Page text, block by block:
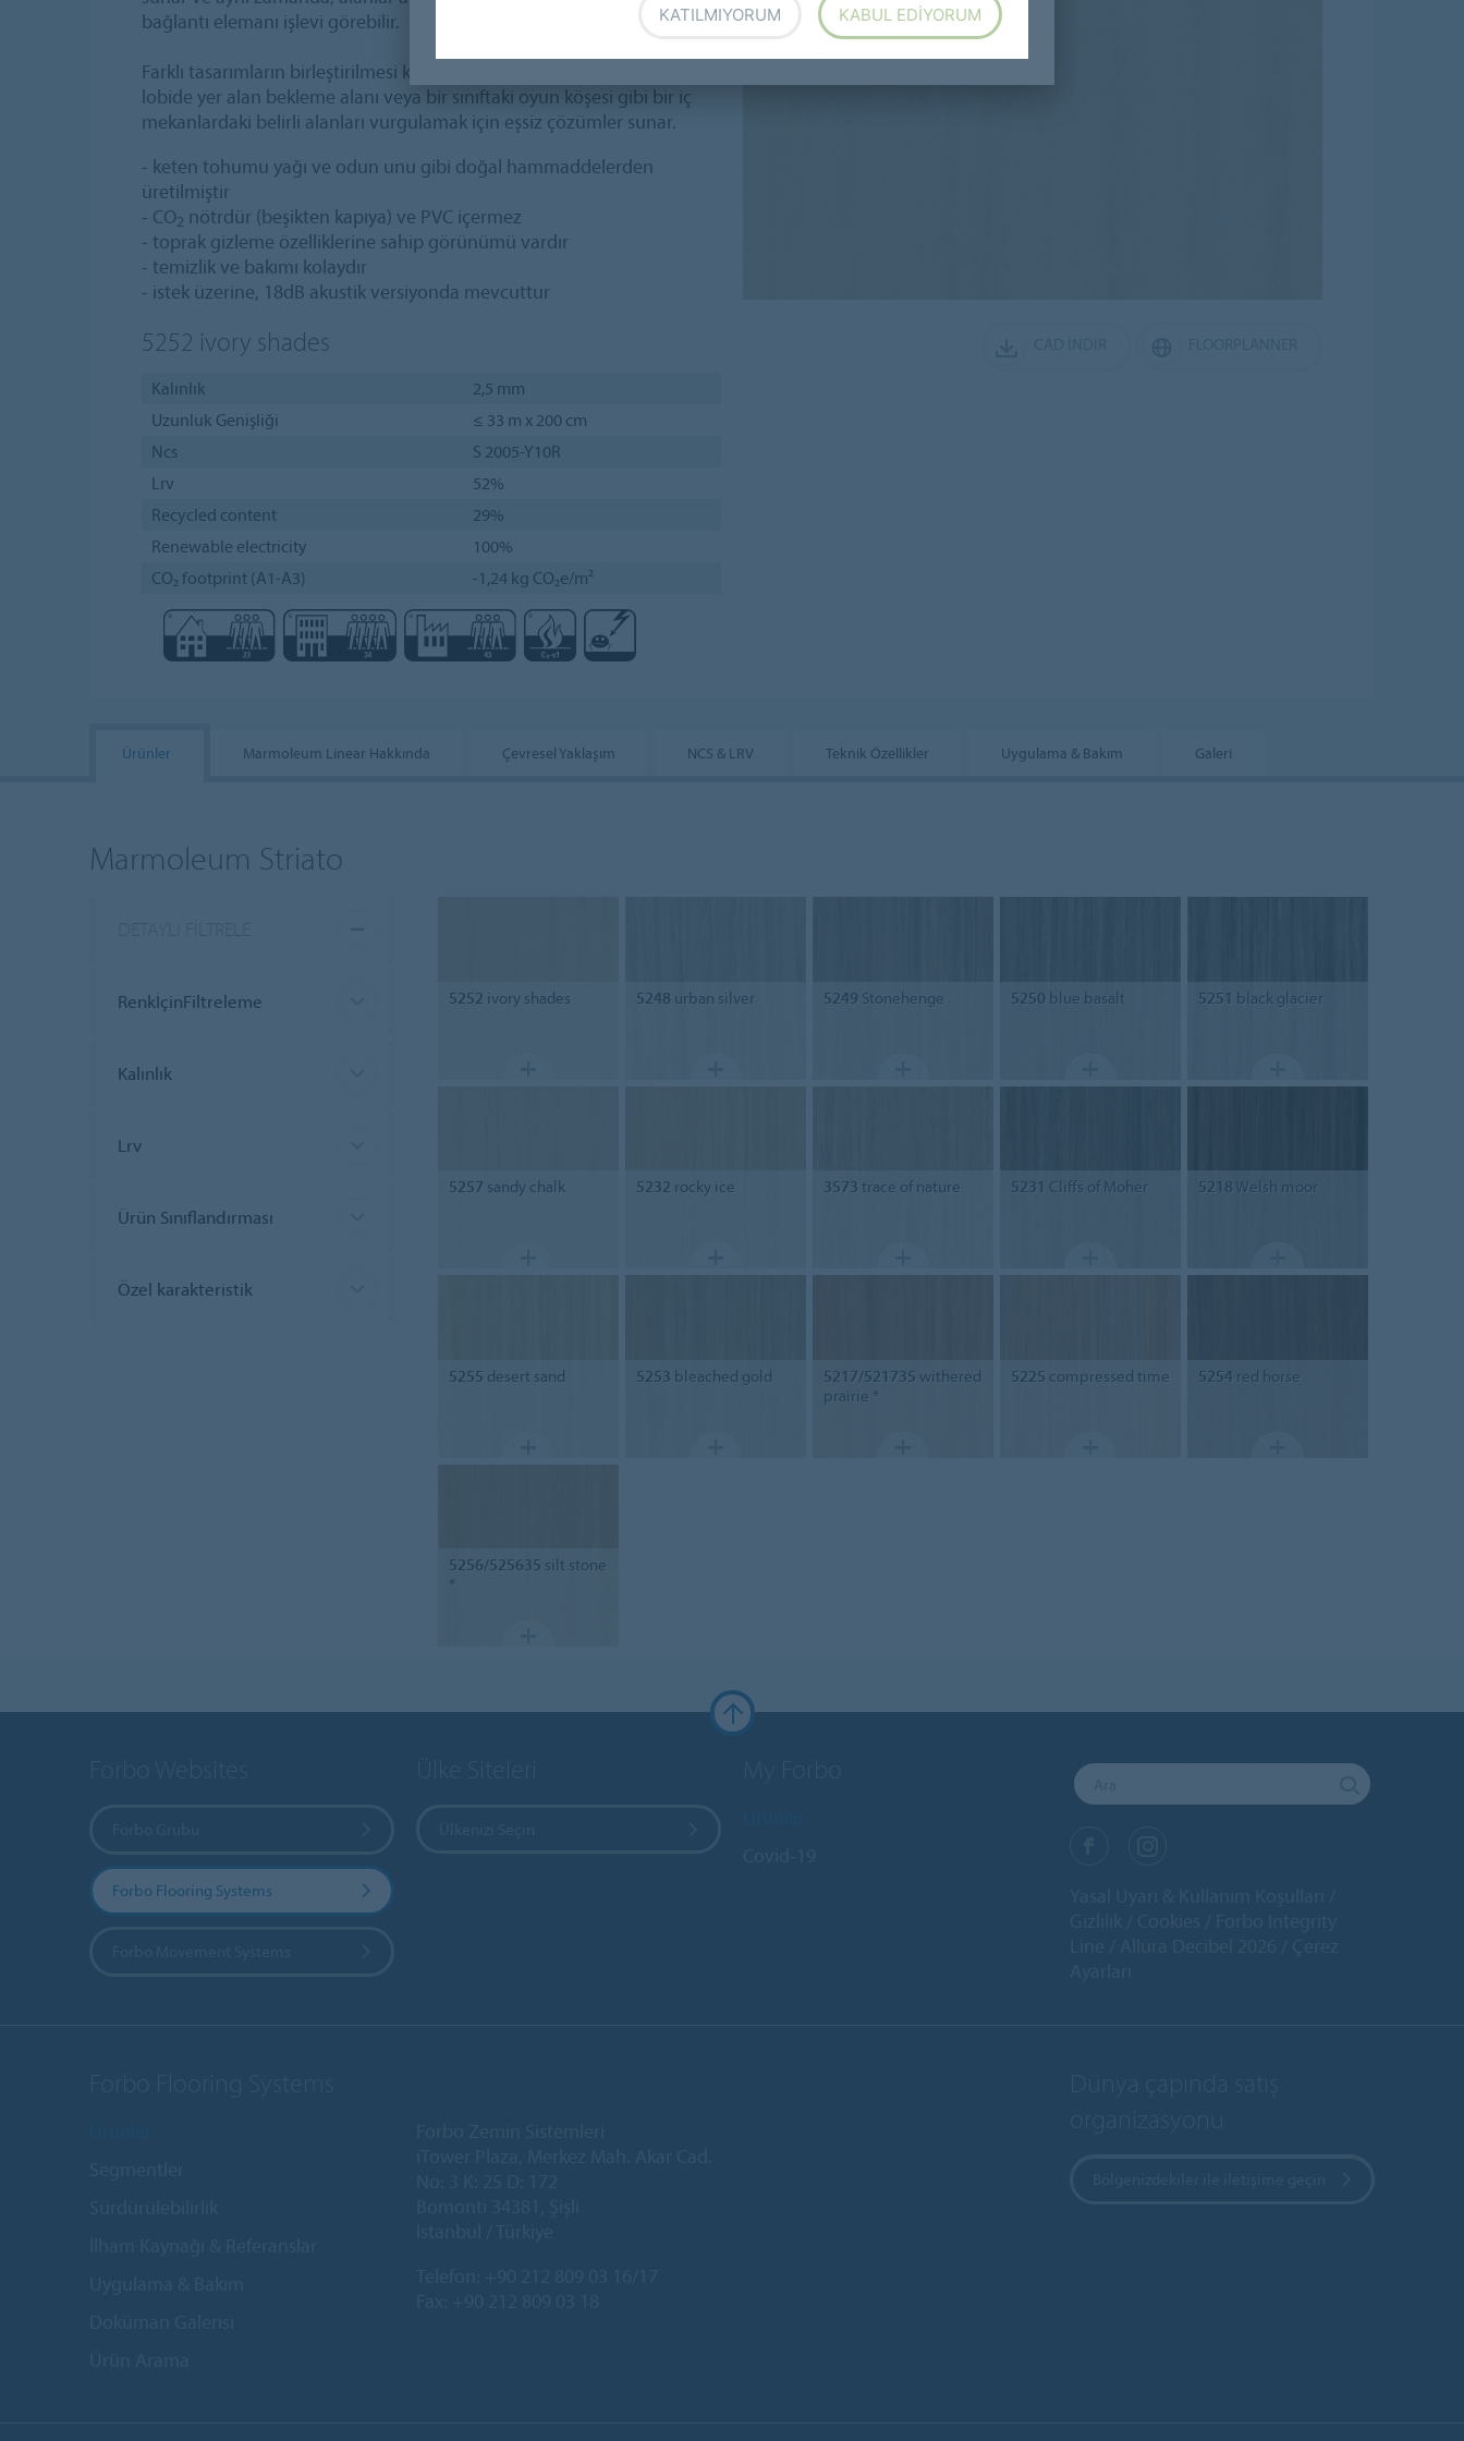
bağlantı elemanı işlevi görebilir.
Farklı tasarımların birleştirilmesi kolaydır. Marmoleum Striato, büyük bir
lobide yer alan bekleme alanı veya bir sınıftaki oyun köşesi gibi bir iç
mekanlardaki belirli alanları vurgulamak için eşsiz çözümler sunar.
- keten tohumu yağı ve odun unu gibi doğal hammaddelerden
üretilmiştir
- CO2 nötrdür (beşikten kapıya) ve PVC içermez
- toprak gizleme özelliklerine sahip görünümü vardır
- temizlik ve bakımı kolaydır
- istek üzerine, 18dB akustik versiyonda mevcuttur
5252 ivory shades
Kalınlık
2,5 mm
Uzunluk Genişliği
≤ 33 m x 200 cm
Ncs
S 2005-Y10R
Lrv
52%
Recycled content
29%
Renewable electricity
100%
CO₂ footprint (A1-A3)
-1,24 kg CO₂e/m²
Ürünler Marmoleum Linear Hakkında Çevresel Yaklaşım NCS & LRV Teknik Özellikler Uygulama & Bakım Galeri
Marmoleum Striato
RenkİçinFiltreleme
Kalınlık
Lrv
Ürün Sınıflandırması
Özel karakteristik
5252 ivory shades 5248 urban silver 5249 Stonehenge 5250 blue basalt 5251 black glacier
5257 sandy chalk 5232 rocky ice 3573 trace of nature 5231 Cliffs of Moher 5218 Welsh moor
5255 desert sand 5253 bleached gold 5217/521735 withered
prairie *
5225 compressed time 5254red horse
5256/525635 silt stone
*
Forbo Flooring Systems
KATILMIYORUM KABUL EDIYORUM